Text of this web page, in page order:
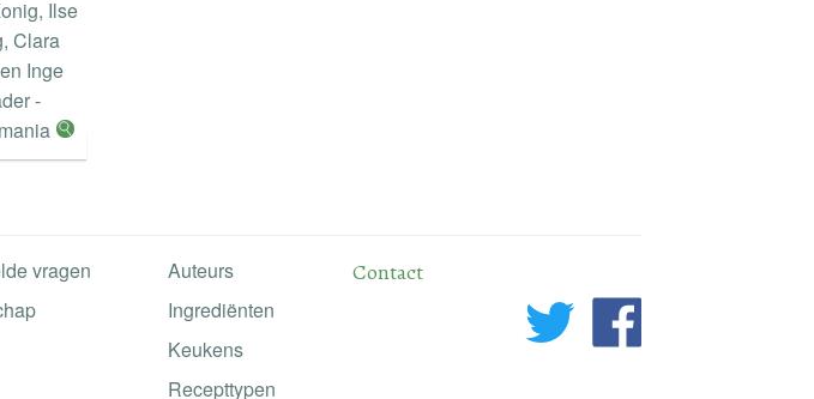
vragen
Auteurs
Ingrediënten
Keukens
Recepttypen
Contact